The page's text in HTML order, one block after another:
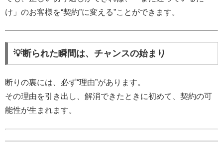
け」のお客様を“契約”に変える”ことができます。
💡断られた瞬間は、チャンスの始まり
断りの裏には、必ず“理由”があります。
その理由を引き出し、解消できたときに初めて、契約の可
能性が生まれます。